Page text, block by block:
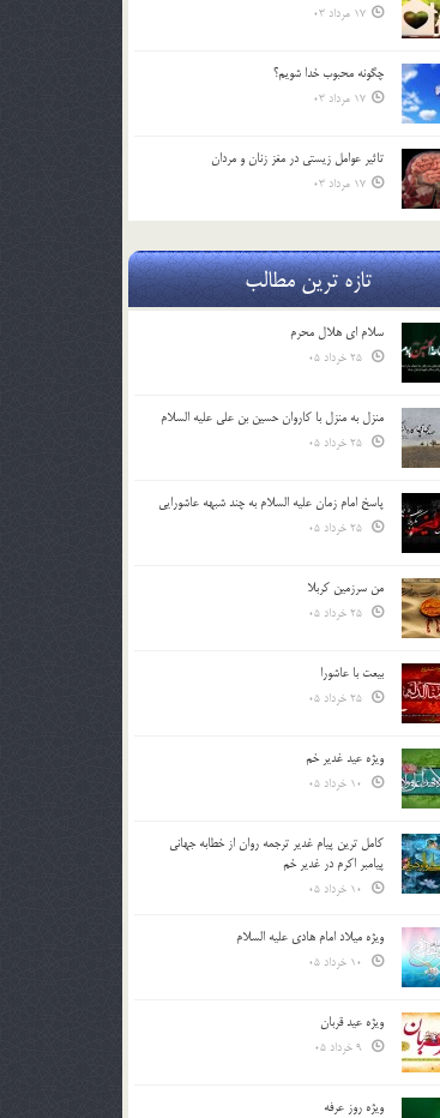
17 مرداد 03
چگونه محبوب خدا شويم؟
17 مرداد 03
تاثیر عوامل زيستي در مغز زنان و مردان
17 مرداد 03
تازه ترین مطالب
سلام ای هلال محرم
منزل به منزل با کاروان حسین بن علی علیه السلام
پاسخ امام زمان علیه السلام به چند شبهه عاشورایی
من سرزمین کربلا
بیعت با عاشورا
ویژه عید غدیر خم
کامل ترین پیام غدیر ترجمه روان از خطابه جهانی
پیامبر اکرم در غدیر خم
ویژه میلاد امام هادی علیه السلام
ویژه عید قربان
ویژه روز عرفه